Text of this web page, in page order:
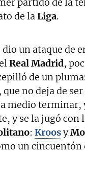
de laLiga.
dio un ataque de
Real Madrid,
de un
, que no deja de
medio terminar,
y se la jugó con
: Kroosy
un cincuentón